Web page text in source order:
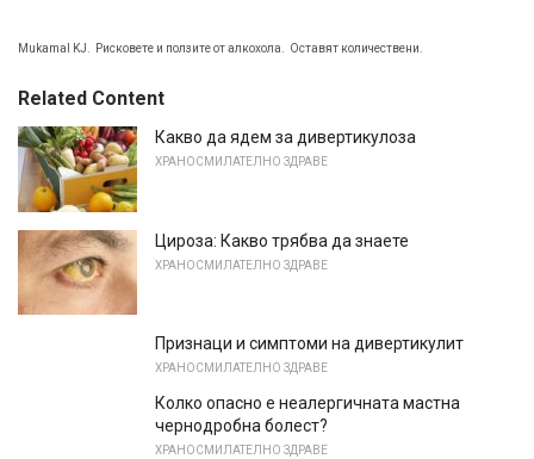
Mukamal KJ. Рисковете и ползите от алкохола. Оставят количествени.
Related Content
Какво да ядем за дивертикулоза
ХРАНОСМИЛАТЕЛНО ЗДРАВЕ
Цироза: Какво трябва да знаете
ХРАНОСМИЛАТЕЛНО ЗДРАВЕ
Признаци и симптоми на дивертикулит
ХРАНОСМИЛАТЕЛНО ЗДРАВЕ
Колко опасно е неалергичната мастна
чернодробна болест?
ХРАНОСМИЛАТЕЛНО ЗДРАВЕ